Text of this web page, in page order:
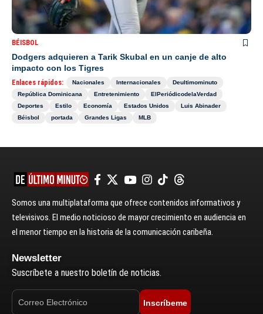
BÉISBOL
Dodgers adquieren a Tarik Skubal en un canje de alto
impacto con los Tigres
Enlaces rápidos: Nacionales Internacionales
Deultimominuto
República Dominicana
Entretenimiento
ElPeriódicodelaVerdad
Deportes
Estilo Economía Estados Unidos
Luis Abinader
Béisbol
portada Grandes Ligas MLB
Somos una multiplataforma que ofrece contenidos informativos y
televisivos. El medio noticioso de mayor crecimiento en audiencia en
el menor tiempo en la historia de la comunicación caribeña.
Newsletter
Suscríbete a nuestro boletín de noticias.
Inscríbeme